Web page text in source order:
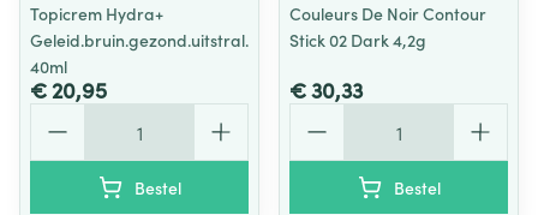
Topicrem Hydra+
Geleid.bruin.gezond.uitstral.
40ml
€ 20,95
Bestel
Couleurs De Noir Contour
Stick 02 Dark 4,2g
€ 30,33
Bestel